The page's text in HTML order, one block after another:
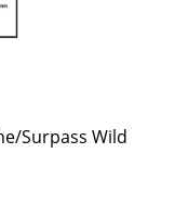
Surpass Wild